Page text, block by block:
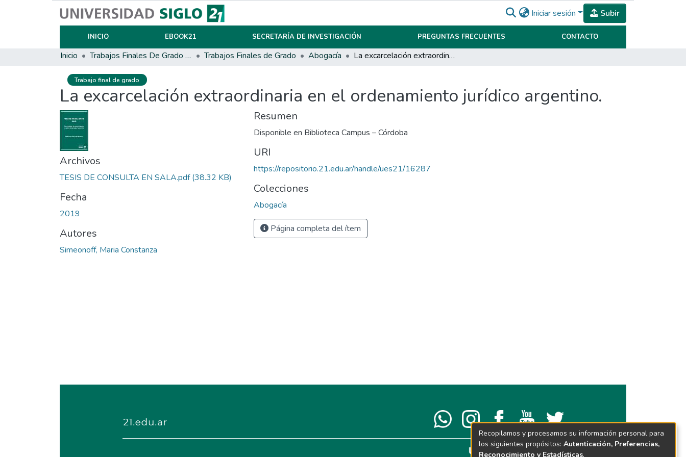
Iniciar sesión Subir
INICIO EBOOK21 SECRETARÍA DE INVESTIGACIÓN PREGUNTAS FRECUENTES CONTACTO
Inicio Trabajos Finales De Grado Y Posgrado Trabajos Finales de Grado Abogacía La excarcelación extraordinaria en el ordenamiento jurídico argentino.
Trabajo final de grado
La excarcelación extraordinaria en el ordenamiento jurídico argentino.
Archivos
TESIS DE CONSULTA EN SALA.pdf(38.32 KB)
Fecha
2019
Autores
Simeonoff, Maria Constanza
Resumen
Disponible en Biblioteca Campus – Córdoba
URI
https://repositorio.21.edu.ar/handle/ues21/16287
Colecciones
Abogacía
Página completa del ítem
Recopilamos y procesamos su información personal para
los siguientes propósitos: Autenticación, Preferencias,
Reconocimiento y Estadísticas.